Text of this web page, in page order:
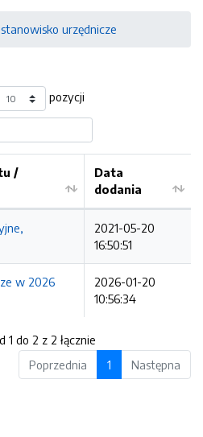
urzędnicze
pozycji
/
Data
dodania
2021-05-20
16:50:51
w 2026
2026-01-20
10:56:34
1 do 2 z 2 łącznie
Poprzednia
1 Następna